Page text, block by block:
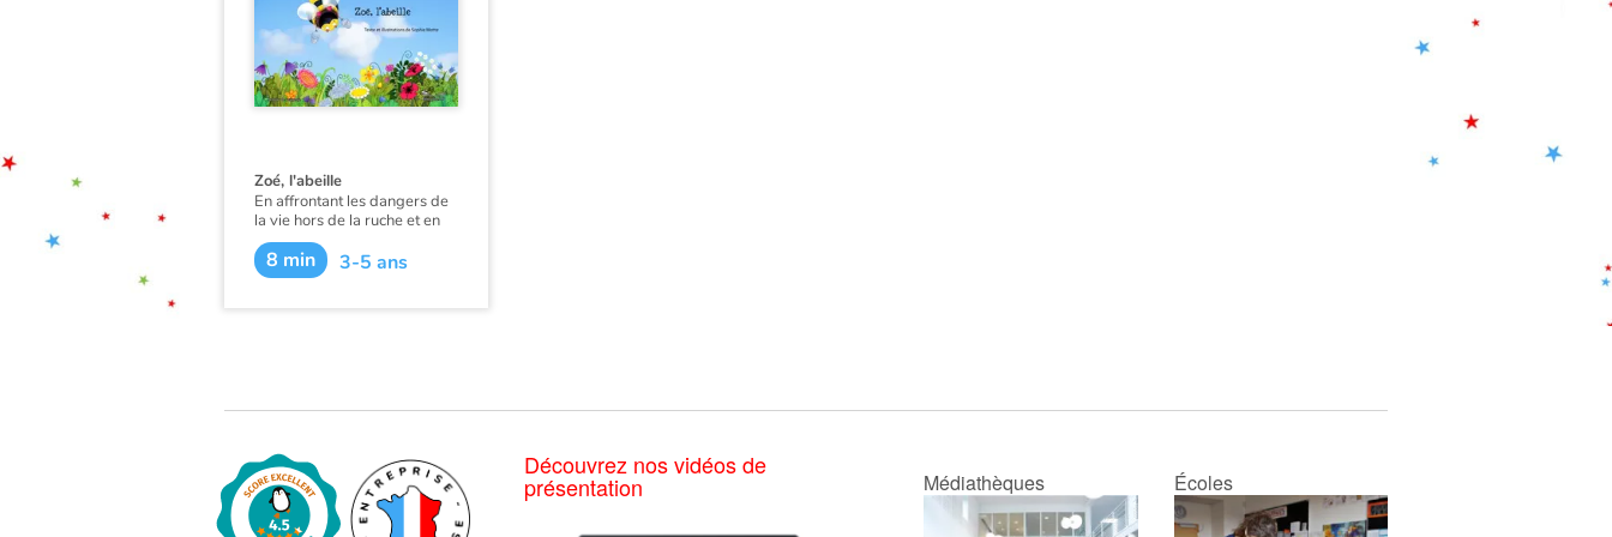
Zoé, l'abeille
En affrontant les dangers de
la vie hors de la ruche et en
surmontant sa crainte de la
nuit, Zoé la petite abeille va
enfin voler de ses propres
8 min 3-5 ans
Découvrez nos vidéos de
présentation Médiathèques Écoles